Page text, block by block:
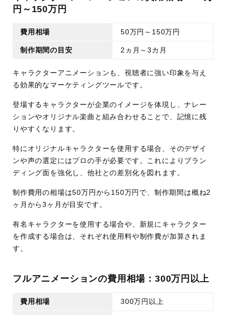
円～150万円
費用相場 50万円～150万円
制作期間の目安 2ヵ月～3カ月
キャラクターアニメーションも、視聴者に強い印象を与え
る効果的なマーケティングツールです。
登場するキャラクターが企業のイメージを体現し、ナレー
ションやオリジナル楽曲と組み合わせることで、記憶に残
りやすくなります。
特にオリジナルキャラクターを使用する場合、そのデザイ
ンや声の選定にはプロの手が必要です。これによりブラン
ディング面を強化し、他社との差別化を図れます。
制作費用の相場は50万円から150万円で、制作期間は概ね2
ヶ月から3ヶ月が目安です。
有名キャラクターを使用する場合や、新規にキャラクター
を作成する場合は、それぞれ使用料や制作費が加算されま
す。
フルアニメーションの費用相場：300万円以上
費用相場 300万円以上